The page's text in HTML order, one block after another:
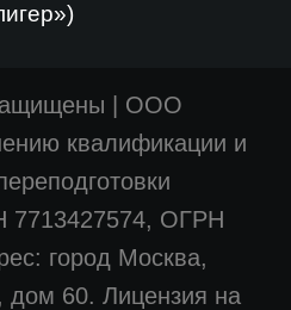
ООО
квалификации и
7713427574, ОГРН
город Москва,
дом 60. Лицензия на